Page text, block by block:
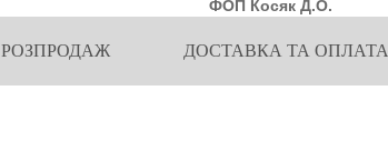
ФОП Косяк Д.О.
РОЗПРОДАЖ ДОСТАВКА ТА ОПЛАТА